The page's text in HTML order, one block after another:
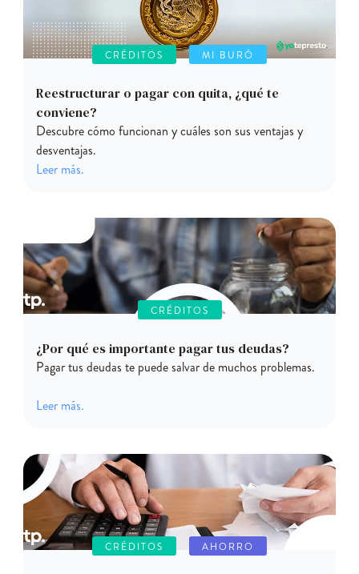
CRÉDITOS MI BURÓ
Reestructurar o pagar con quita, ¿qué te
conviene?
Descubre cómo funcionan y cuáles son sus ventajas y
desventajas.
Leer más.
CRÉDITOS
¿Por qué es importante pagar tus deudas?
Pagar tus deudas te puede salvar de muchos problemas.
Leer más.
CRÉDITOS AHORRO